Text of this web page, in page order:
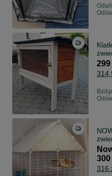
299
300
316